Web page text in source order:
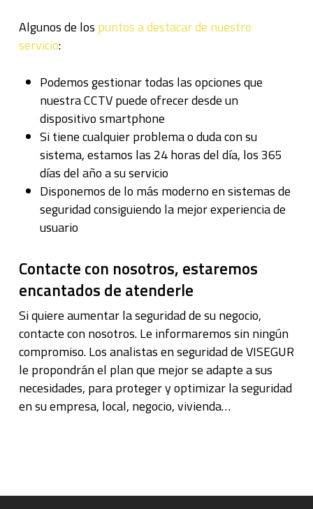
Algunos de los puntos a destacar de nuestro
servicio:
Podemos gestionar todas las opciones que
nuestra CCTV puede ofrecer desde un
dispositivo smartphone
Si tiene cualquier problema o duda con su
sistema, estamos las 24 horas del día, los 365
días del año a su servicio
Disponemos de lo más moderno en sistemas de
seguridad consiguiendo la mejor experiencia de
usuario
Contacte con nosotros, estaremos
encantados de atenderle
Si quiere aumentar la seguridad de su negocio,
contacte con nosotros. Le informaremos sin ningún
compromiso. Los analistas en seguridad de VISEGUR
le propondrán el plan que mejor se adapte a sus
necesidades, para proteger y optimizar la seguridad
en su empresa, local, negocio, vivienda…